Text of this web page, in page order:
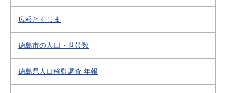
広報とくしま
徳島市の人口・世帯数
徳島県人口移動調査 年報